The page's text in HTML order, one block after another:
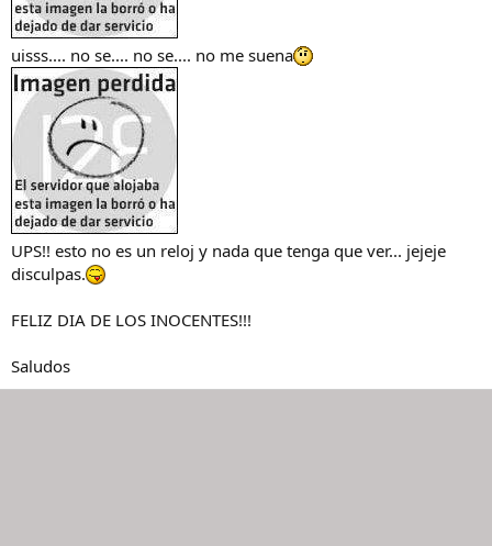
uisss.... no se.... no se.... no me suena
UPS!! esto no es un reloj y nada que tenga que ver... jejeje
disculpas.
FELIZ DIA DE LOS INOCENTES!!!
Saludos